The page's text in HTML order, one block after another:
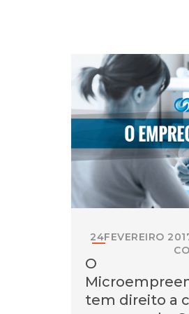
24FEVEREIRO
O
tem direito a